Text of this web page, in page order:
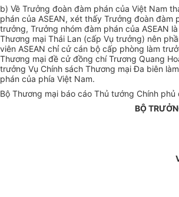
b) Về Trưởng đoàn đàm phán của Việt Nam
phán của ASEAN, xét thấy Trưởng đoàn đàm
trưởng, Trưởng nhóm đàm phán của ASEAN
Thương mại Thái Lan (cấp Vụ trưởng) nên
viên ASEAN chỉ cử cán bộ cấp phòng làm
Thương mại đề cử đồng chí Trương Quang
trưởng Vụ Chính sách Thương mại Đa biên
phán của phía Việt Nam.
Bộ Thương mại báo cáo Thủ tướng Chính phủ
BỘ